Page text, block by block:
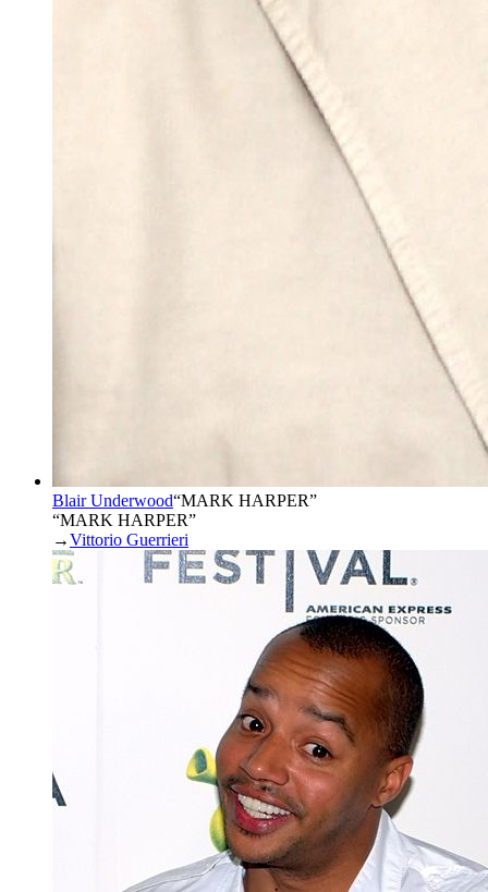
Blair Underwood“MARK HARPER”
“MARK HARPER”
→Vittorio Guerrieri